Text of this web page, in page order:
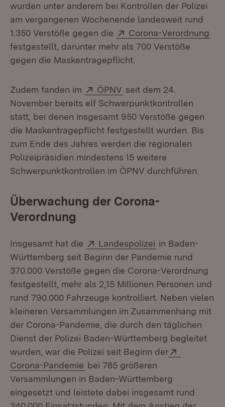
wurden unter anderem bei Kontrollen der Polizei
am vergangenen Wochenende landesweit rund
1.350 Verstöße gegen die
Extern:
Corona-Verordnung
festgestellt, darunter mehr als 700 Verstöße
gegen die Maskentragepflicht.
Zudem fanden im Extern:
ÖPNV (Öffnet in neuem
seit dem 24.
November bereits elf Schwerpunktkontrollen
statt, bei denen insgesamt 950 Verstöße gegen
die Maskentragepflicht festgestellt wurden. Bis
zum Ende des Jahres werden die regionalen
Polizeipräsidien mindestens 15 weitere
Schwerpunktkontrollen im ÖPNV durchführen.
Überwachung der Corona-
Verordnung
Insgesamt hat die Extern:
Landespolizei (Öffnet in
in Baden-
Württemberg seit Beginn der Pandemie rund
370.000 Verstöße gegen die Corona-Verordnung
festgestellt, mehr als 2,15 Millionen Personen und
rund 790.000 Fahrzeuge kontrolliert. Neben vielen
kleineren Versammlungen im Zusammenhang mit
der Corona-Pandemie, die durch den täglichen
Dienst der Polizei Baden-Württemberg begleitet
wurden, war die Polizei seit Beginn der
Corona-Pandemie (Öffnet in neuem Fenster)
bei 785 größeren
Versammlungen in Baden-Württemberg
eingesetzt und leistete dabei insgesamt rund